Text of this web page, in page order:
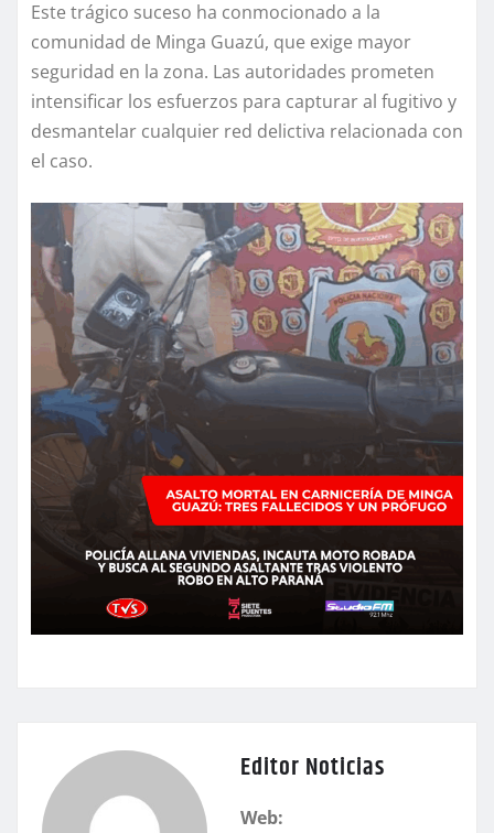
Este trágico suceso ha conmocionado a la
comunidad de Minga Guazú, que exige mayor
seguridad en la zona. Las autoridades prometen
intensificar los esfuerzos para capturar al fugitivo y
desmantelar cualquier red delictiva relacionada con
el caso.
Editor Noticias
Web: